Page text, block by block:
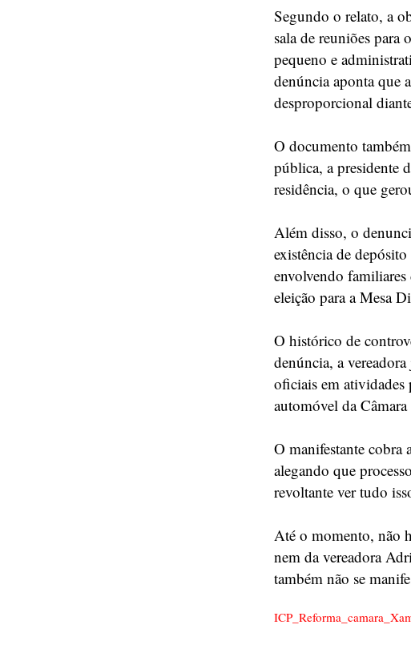
Segundo o relato, a
sala de reuniões para
pequeno e
denúncia aponta que
desproporcional
O documento
pública, a presidente
residência, o que
Além disso, o
existência de
envolvendo familiares
eleição para a Mesa
O histórico de
denúncia, a
oficiais em atividades
automóvel da
O manifestante
alegando que
revoltante ver tudo
Até o momento, não
nem da vereadora
também não se